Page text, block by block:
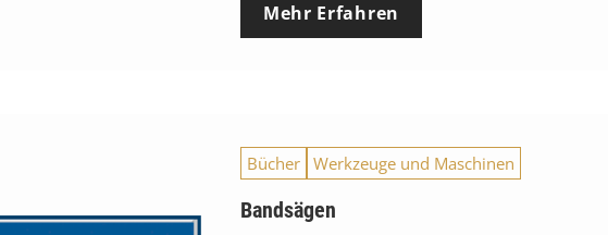
Mehr Erfahren
Bücher Werkzeuge und Maschinen
Bandsägen